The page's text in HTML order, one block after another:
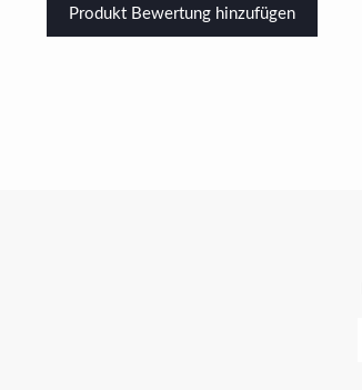
Produkt Bewertung hinzufügen